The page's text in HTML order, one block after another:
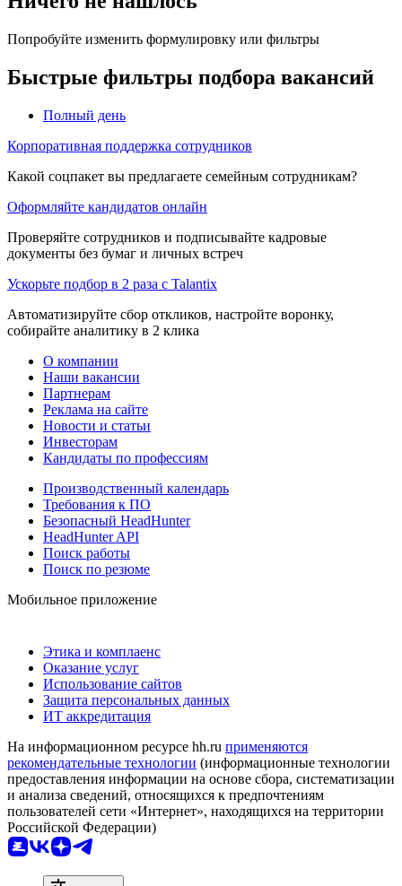
Попробуйте изменить формулировку или фильтры
Быстрые фильтры подбора вакансий
Полный день
Корпоративная поддержка сотрудников
Какой соцпакет вы предлагаете семейным сотрудникам?
Оформляйте кандидатов онлайн
Проверяйте сотрудников и подписывайте кадровые
документы без бумаг и личных встреч
Ускорьте подбор в 2 раза с Talantix
Автоматизируйте сбор откликов, настройте воронку,
собирайте аналитику в 2 клика
О компании
Наши вакансии
Партнерам
Реклама на сайте
Новости и статьи
Инвесторам
Кандидаты по профессиям
Производственный календарь
Требования к ПО
Безопасный HeadHunter
HeadHunter API
Поиск работы
Поиск по резюме
Мобильное приложение
Этика и комплаенс
Оказание услуг
Использование сайтов
Защита персональных данных
ИТ аккредитация
На информационном ресурсе hh.ru применяются
рекомендательные технологии (информационные технологии
предоставления информации на основе сбора, систематизации
и анализа сведений, относящихся к предпочтениям
пользователей сети «Интернет», находящихся на территории
Российской Федерации)